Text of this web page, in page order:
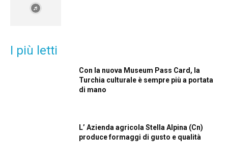
I più letti
Con la nuova Museum Pass Card, la
Turchia culturale è sempre più a portata
di mano
L’ Azienda agricola Stella Alpina (Cn)
produce formaggi di gusto e qualità